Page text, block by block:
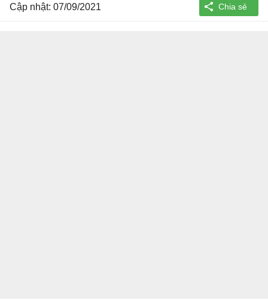
Cập nhật: 07/09/2021